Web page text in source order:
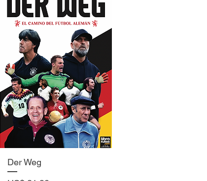
Vista rápida
Der Weg